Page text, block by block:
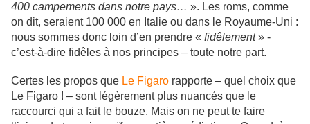
400 campements dans notre pays… ». Les roms, comme
on dit, seraient 100 000 en Italie ou dans le Royaume-Uni :
nous sommes donc loin d’en prendre « fidêlement» -
c’est-à-dire fidêles à nos principes – toute notre part.
Certes les propos que Le Figaro rapporte – quel choix que
Le Figaro ! – sont légèrement plus nuancés que le
raccourci qui a fait le bouze. Mais on ne peut te faire